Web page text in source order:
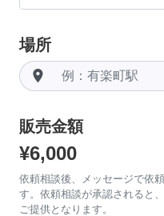
場所
room
販売金額
¥6,000
依頼相談後、メッセージで依
す。依頼相談が承認されると
ご提供となります。